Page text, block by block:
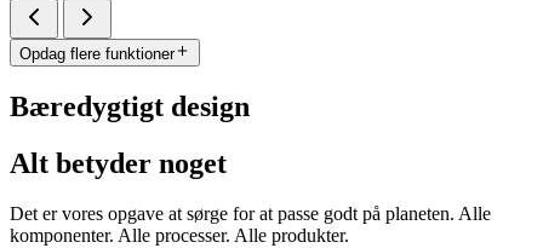
Opdag flere funktioner
Bæredygtigt design
Alt betyder noget
Det er vores opgave at sørge for at passe godt på planeten. Alle
komponenter. Alle processer. Alle produkter.